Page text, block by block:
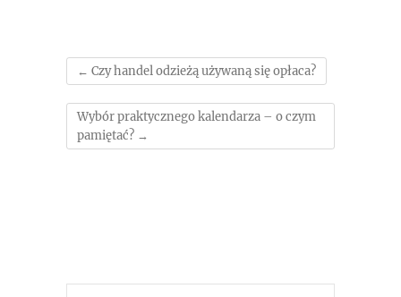
← Czy handel odzieżą używaną się opłaca?
Wybór praktycznego kalendarza – o czym
pamiętać? →